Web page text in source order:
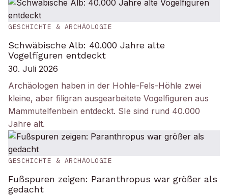
GESCHICHTE & ARCHÄOLOGIE
Schwäbische Alb: 40.000 Jahre alte
Vogelfiguren entdeckt
30. Juli 2026
Archäologen haben in der Hohle-Fels-Höhle zwei
kleine, aber filigran ausgearbeitete Vogelfiguren aus
Mammutelfenbein entdeckt. SIe sind rund 40.000
Jahre alt.
GESCHICHTE & ARCHÄOLOGIE
Fußspuren zeigen: Paranthropus war größer als
gedacht